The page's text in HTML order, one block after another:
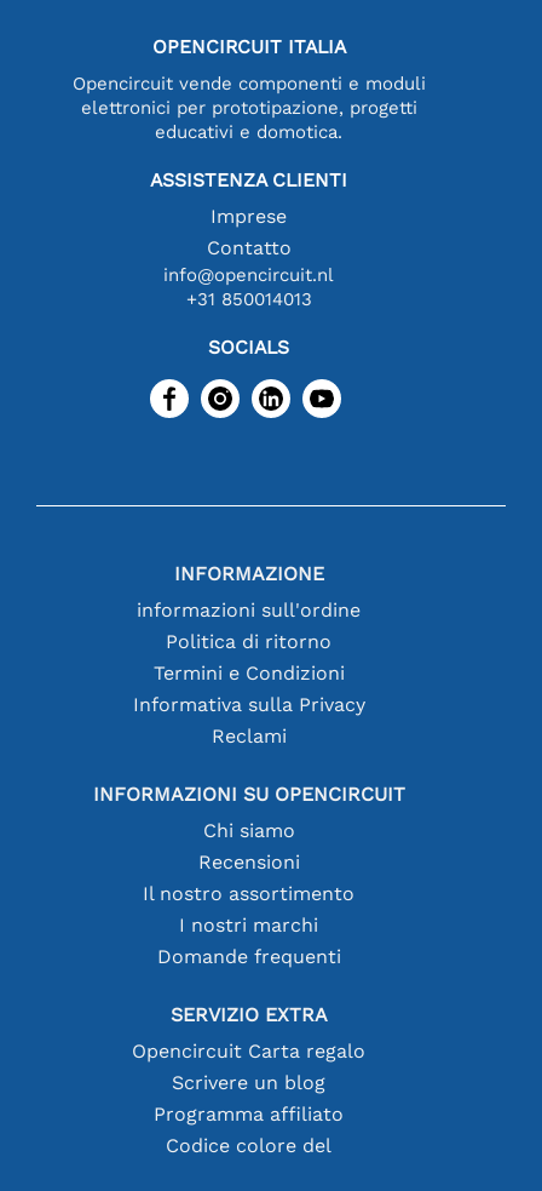
OPENCIRCUIT ITALIA
Opencircuit vende componenti e moduli
elettronici per prototipazione, progetti
educativi e domotica.
ASSISTENZA CLIENTI
Imprese
Contatto
info@opencircuit.nl
+31 850014013
SOCIALS
INFORMAZIONE
informazioni sull'ordine
Politica di ritorno
Termini e Condizioni
Informativa sulla Privacy
Reclami
INFORMAZIONI SU OPENCIRCUIT
Chi siamo
Recensioni
Il nostro assortimento
I nostri marchi
Domande frequenti
SERVIZIO EXTRA
Opencircuit Carta regalo
Scrivere un blog
Programma affiliato
Codice colore del